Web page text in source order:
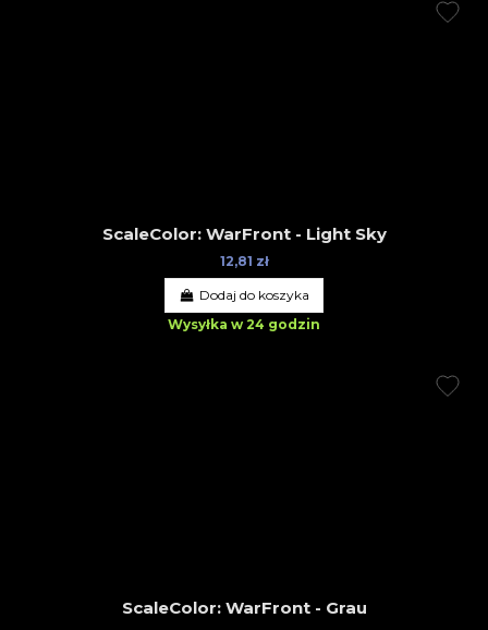
ScaleColor: WarFront - Light Sky
12,81 zł
Dodaj do koszyka
Wysyłka w 24 godzin
ScaleColor: WarFront - Grau